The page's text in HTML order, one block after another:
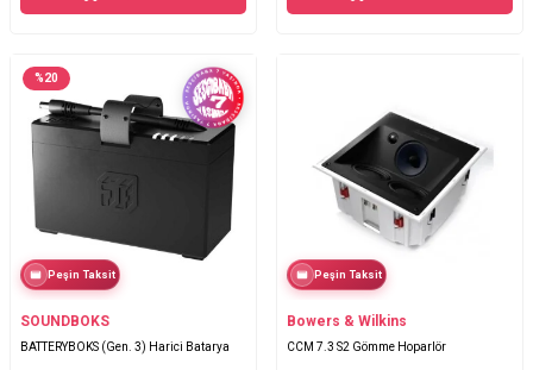
%20
Peşin Taksit
SOUNDBOKS
BATTERYBOKS (Gen. 3) Harici Batarya
Peşin Taksit
Bowers & Wilkins
CCM 7.3 S2 Gömme Hoparlör